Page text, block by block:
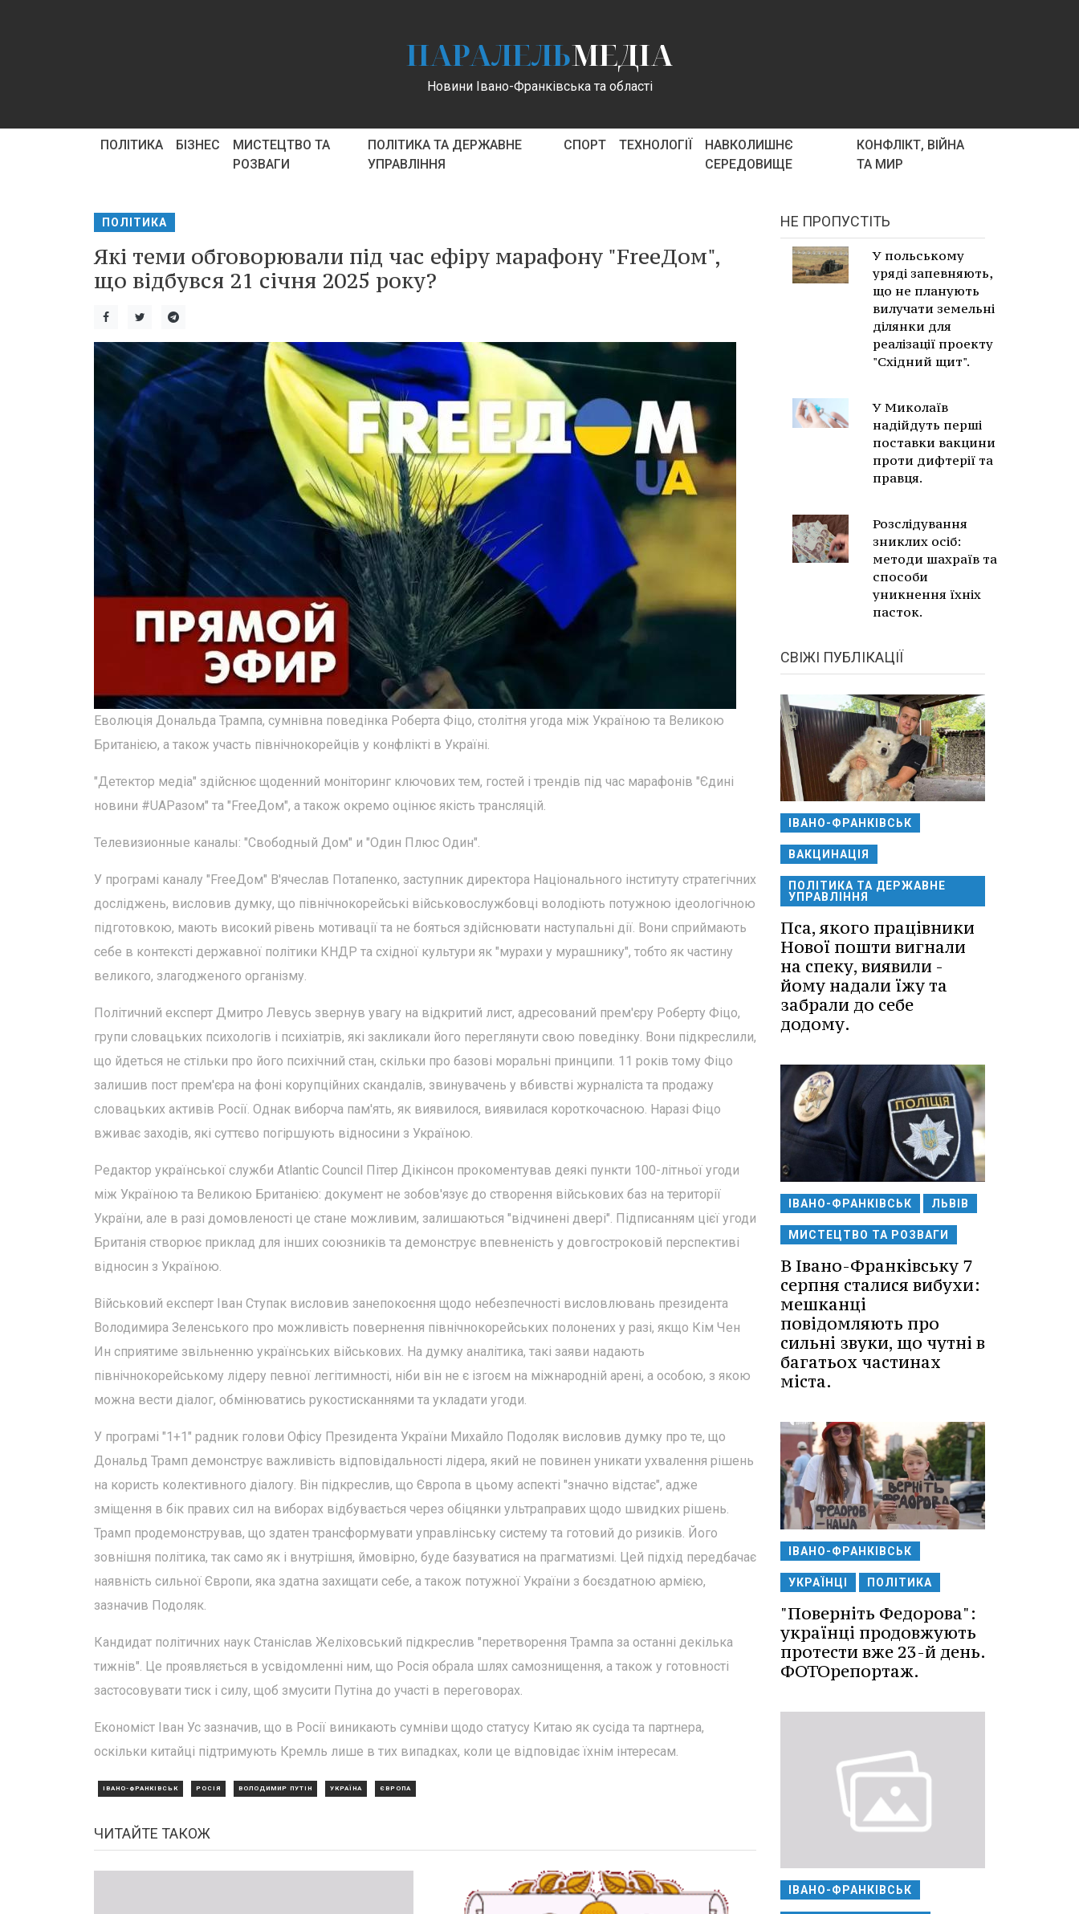
ПАРАЛЕЛЬМЕДІА
Новини Івано-Франківська та області
ПОЛІТИКА БІЗНЕС
МИСТЕЦТВО ТА
РОЗВАГИ
ПОЛІТИКА ТА ДЕРЖАВНЕ
УПРАВЛІННЯ
СПОРТ ТЕХНОЛОГІЇ
НАВКОЛИШНЄ
СЕРЕДОВИЩЕ
КОНФЛІКТ, ВІЙНА
ТА МИР
ПОЛІТИКА
Які теми обговорювали під час ефіру марафону "FreeДом",
що відбувся 21 січня 2025 року?
Еволюція Дональда Трампа, сумнівна поведінка Роберта Фіцо, столітня угода між Україною та Великою
Британією, а також участь північнокорейців у конфлікті в Україні.
"Детектор медіа" здійснює щоденний моніторинг ключових тем, гостей і трендів під час марафонів "Єдині
новини #UAРазом" та "FreeДом", а також окремо оцінює якість трансляцій.
Телевизионные каналы: "Свободный Дом" и "Один Плюс Один".
У програмі каналу "FreeДом" В'ячеслав Потапенко, заступник директора Національного інституту стратегічних
досліджень, висловив думку, що північнокорейські військовослужбовці володіють потужною ідеологічною
підготовкою, мають високий рівень мотивації та не бояться здійснювати наступальні дії. Вони сприймають
себе в контексті державної політики КНДР та східної культури як "мурахи у мурашнику", тобто як частину
великого, злагодженого організму.
Політичний експерт Дмитро Левусь звернув увагу на відкритий лист, адресований прем'єру Роберту Фіцо,
групи словацьких психологів і психіатрів, які закликали його переглянути свою поведінку. Вони підкреслили,
що йдеться не стільки про його психічний стан, скільки про базові моральні принципи. 11 років тому Фіцо
залишив пост прем'єра на фоні корупційних скандалів, звинувачень у вбивстві журналіста та продажу
словацьких активів Росії. Однак виборча пам'ять, як виявилося, виявилася короткочасною. Наразі Фіцо
вживає заходів, які суттєво погіршують відносини з Україною.
Редактор української служби Atlantic Council Пітер Дікінсон прокоментував деякі пункти 100-літньої угоди
між Україною та Великою Британією: документ не зобов'язує до створення військових баз на території
України, але в разі домовленості це стане можливим, залишаються "відчинені двері". Підписанням цієї угоди
Британія створює приклад для інших союзників та демонструє впевненість у довгостроковій перспективі
відносин з Україною.
Військовий експерт Іван Ступак висловив занепокоєння щодо небезпечності висловлювань президента
Володимира Зеленського про можливість повернення північнокорейських полонених у разі, якщо Кім Чен
Ин сприятиме звільненню українських військових. На думку аналітика, такі заяви надають
північнокорейському лідеру певної легітимності, ніби він не є ізгоєм на міжнародній арені, а особою, з якою
можна вести діалог, обмінюватись рукостисканнями та укладати угоди.
У програмі "1+1" радник голови Офісу Президента України Михайло Подоляк висловив думку про те, що
Дональд Трамп демонструє важливість відповідальності лідера, який не повинен уникати ухвалення рішень
на користь колективного діалогу. Він підкреслив, що Європа в цьому аспекті "значно відстає", адже
зміщення в бік правих сил на виборах відбувається через обіцянки ультраправих щодо швидких рішень.
Трамп продемонстрував, що здатен трансформувати управлінську систему та готовий до ризиків. Його
зовнішня політика, так само як і внутрішня, ймовірно, буде базуватися на прагматизмі. Цей підхід передбачає
наявність сильної Європи, яка здатна захищати себе, а також потужної України з боєздатною армією,
зазначив Подоляк.
Кандидат політичних наук Станіслав Желіховський підкреслив "перетворення Трампа за останні декілька
тижнів". Це проявляється в усвідомленні ним, що Росія обрала шлях самознищення, а також у готовності
застосовувати тиск і силу, щоб змусити Путіна до участі в переговорах.
Економіст Іван Ус зазначив, що в Росії виникають сумніви щодо статусу Китаю як сусіда та партнера,
оскільки китайці підтримують Кремль лише в тих випадках, коли це відповідає їхнім інтересам.
ІВАНО-ФРАНКІВСЬК РОСІЯ ВОЛОДИМИР ПУТІН УКРАЇНА ЄВРОПА
ЧИТАЙТЕ ТАКОЖ
НЕ ПРОПУСТІТЬ
У польському
уряді запевняють,
що не планують
вилучати земельні
ділянки для
реалізації проекту
"Східний щит".
У Миколаїв
надійдуть перші
поставки вакцини
проти дифтерії та
правця.
Розслідування
зниклих осіб:
методи шахраїв та
способи
уникнення їхніх
пасток.
СВІЖІ ПУБЛІКАЦІЇ
ІВАНО-ФРАНКІВСЬК
ВАКЦИНАЦІЯ
ПОЛІТИКА ТА ДЕРЖАВНЕ
УПРАВЛІННЯ
Пса, якого працівники
Нової пошти вигнали
на спеку, виявили -
йому надали їжу та
забрали до себе
додому.
ІВАНО-ФРАНКІВСЬК ЛЬВІВ
МИСТЕЦТВО ТА РОЗВАГИ
В Івано-Франківську 7
серпня сталися вибухи:
мешканці
повідомляють про
сильні звуки, що чутні в
багатьох частинах
міста.
ІВАНО-ФРАНКІВСЬК
УКРАЇНЦІ ПОЛІТИКА
"Поверніть Федорова":
українці продовжують
протести вже 23-й день.
ФОТОрепортаж.
ІВАНО-ФРАНКІВСЬК